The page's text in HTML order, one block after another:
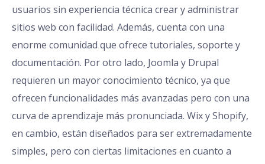
usuarios sin experiencia técnica crear y administrar
sitios web con facilidad. Además, cuenta con una
enorme comunidad que ofrece tutoriales, soporte y
documentación. Por otro lado, Joomla y Drupal
requieren un mayor conocimiento técnico, ya que
ofrecen funcionalidades más avanzadas pero con una
curva de aprendizaje más pronunciada. Wix y Shopify,
en cambio, están diseñados para ser extremadamente
simples, pero con ciertas limitaciones en cuanto a